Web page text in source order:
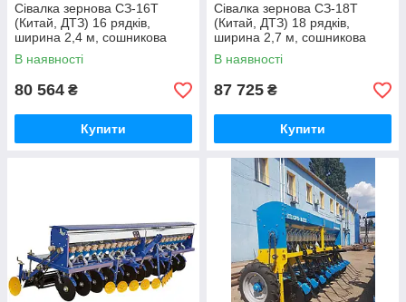
Сівалка зернова СЗ-16Т
(Китай, ДТЗ) 16 рядків,
ширина 2,4 м, сошникова
дискова навісна китайська
В наявності
80 564 ₴
Купити
Сівалка зернова СЗ-18Т
(Китай, ДТЗ) 18 рядків,
ширина 2,7 м, сошникова
дискова навісна китайська
В наявності
87 725 ₴
Купити